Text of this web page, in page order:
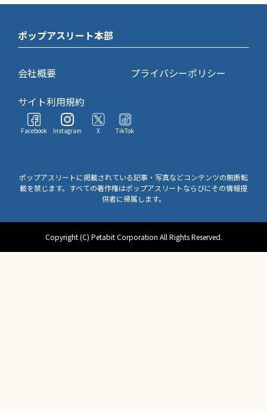
ポップアスリート本部
会社概要
プライバシーポリシー
サイト利用規約
Facebook Instagram X TikTok
ポップアスリートに掲載されている記事・写真などコンテンツの無断転
載を禁じます。すべての著作権はポップアスリートならびにその情報提
供者に帰属します。
Copyright (C) Petabit Corporation All Rights Reserved.